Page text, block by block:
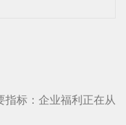
指标：企业福利正在从